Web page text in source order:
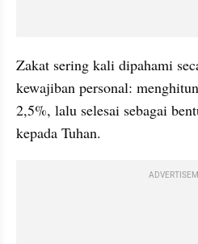
Zakat sering kali dipahami
kewajiban personal:
2,5%, lalu selesai sebagai
kepada Tuhan.